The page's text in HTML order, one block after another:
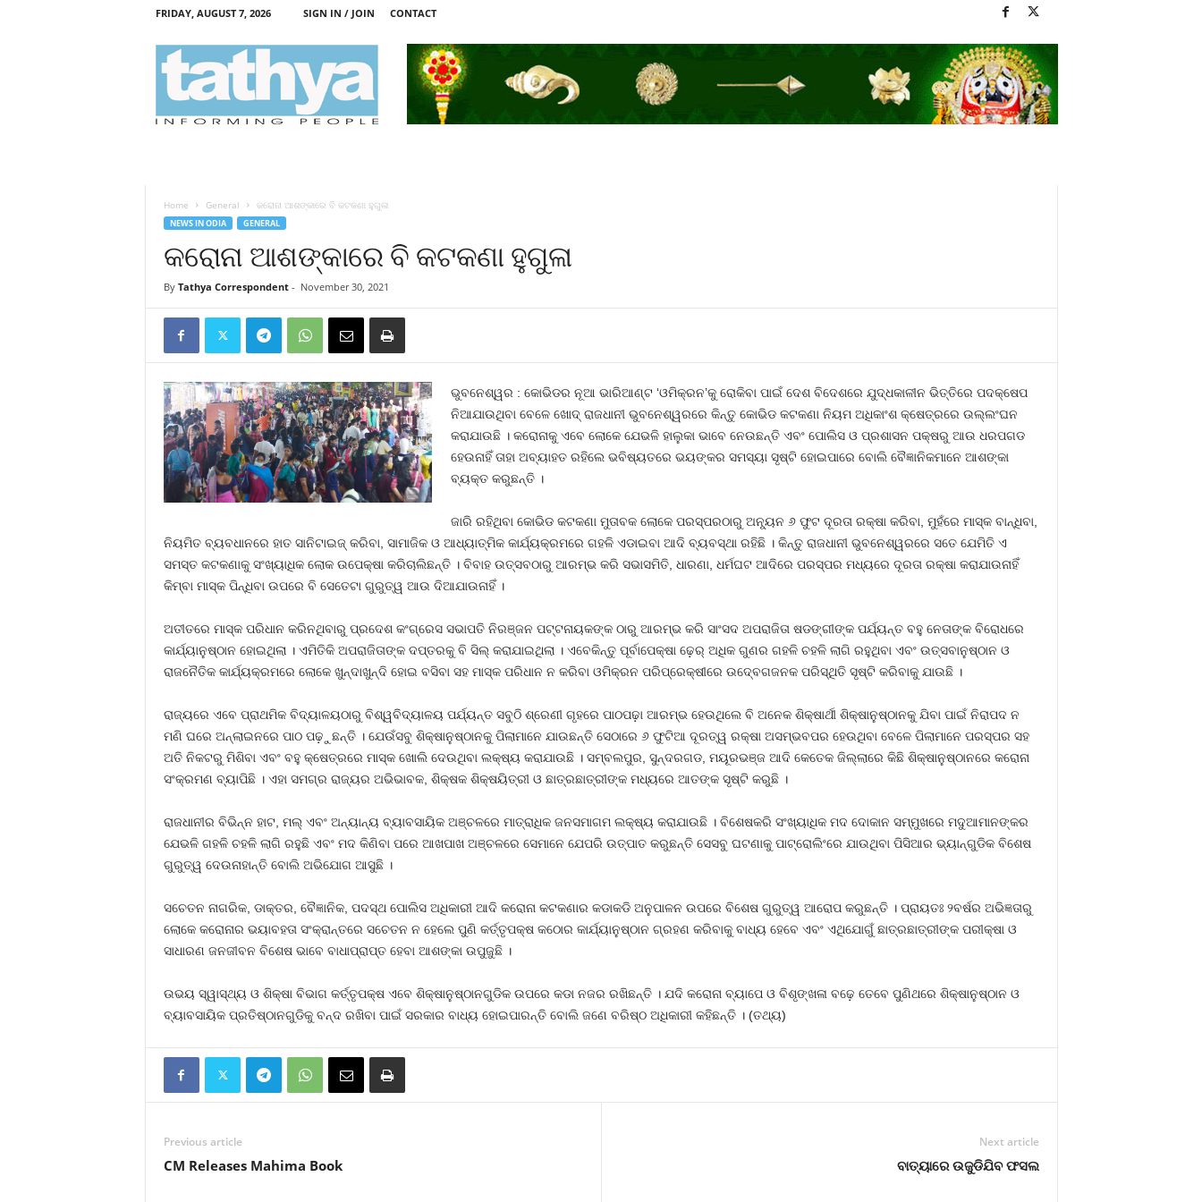
FRIDAY, AUGUST 7, 2026 SIGN IN / JOIN CONTACT
Home General କରୋନା ଆଶଙ୍କାରେ ବି କଟକଣା ହୁଗୁଳା
NEWS IN ODIA GENERAL
କରୋନା ଆଶଙ୍କାରେ ବି କଟକଣା ହୁଗୁଳା
By Tathya Correspondent- November 30, 2021
ଭୁବନେଶ୍ୱର : କୋଭିଡର ନୂଆ ଭାରିଆଣ୍ଟ ‘ଓମିକ୍ରନ’କୁ ରୋକିବା ପାଇଁ ଦେଶ ବିଦେଶରେ ଯୁଦ୍ଧକାଳୀନ ଭିତ୍ତିରେ ପଦକ୍ଷେପ
ନିଆଯାଉଥିବା ବେଳେ ଖୋଦ୍‍ ରାଜଧାନୀ ଭୁବନେଶ୍ୱରରେ କିନ୍ତୁ କୋଭିଡ କଟକଣା ନିୟମ ଅଧିକାଂଶ କ୍ଷେତ୍ରରେ ଉଲ୍ଲଂଘନ
କରାଯାଉଛି । କରୋନାକୁ ଏବେ ଲୋକେ ଯେଭଳି ହାଲୁକା ଭାବେ ନେଉଛନ୍ତି ଏବଂ ପୋଲିସ ଓ ପ୍ରଶାସନ ପକ୍ଷରୁ ଆଉ ଧରପଗଡ
ହେଉନାହିଁ ତାହା ଅବ୍ୟାହତ ରହିଲେ ଭବିଷ୍ୟତରେ ଭୟଙ୍କର ସମସ୍ୟା ସୃଷ୍ଟି ହୋଇପାରେ ବୋଲି ବୈଜ୍ଞାନିକମାନେ ଆଶଙ୍କା
ବ୍ୟକ୍ତ କରୁଛନ୍ତି ।
ଜାରି ରହିଥିବା କୋଭିଡ କଟକଣା ମୁତାବକ ଲୋକେ ପରସ୍ପରଠାରୁ ଅନ୍ୟୂନ ୬ ଫୁଟ ଦୂରତା ରକ୍ଷା କରିବା, ମୁହଁରେ ମାସ୍କ ବାନ୍ଧିବା,
ନିୟମିତ ବ୍ୟବଧାନରେ ହାତ ସାନିଟାଇଜ୍‍ କରିବା, ସାମାଜିକ ଓ ଆଧ୍ୟାତ୍ମିକ କାର୍ଯ୍ୟକ୍ରମରେ ଗହଳି ଏଡାଇବା ଆଦି ବ୍ୟବସ୍ଥା ରହିଛି । କିନ୍ତୁ ରାଜଧାନୀ ଭୁବନେଶ୍ୱରରେ ସତେ ଯେମିତି ଏ
ସମସ୍ତ କଟକଣାକୁ ସଂଖ୍ୟାଧିକ ଲୋକ ଉପେକ୍ଷା କରିଚାଲିଛନ୍ତି । ବିବାହ ଉତ୍ସବଠାରୁ ଆରମ୍ଭ କରି ସଭାସମିତି, ଧାରଣା, ଧର୍ମଘଟ ଆଦିରେ ପରସ୍ପର ମଧ୍ୟରେ ଦୂରତା ରକ୍ଷା କରାଯାଉନାହିଁ
କିମ୍ବା ମାସ୍କ ପିନ୍ଧିବା ଉପରେ ବି ସେତେଟା ଗୁରୁତ୍ୱ ଆଉ ଦିଆଯାଉନାହିଁ ।
ଅତୀତରେ ମାସ୍କ ପରିଧାନ କରିନଥିବାରୁ ପ୍ରଦେଶ କଂଗ୍ରେସ ସଭାପତି ନିରଞ୍ଜନ ପଟ୍ଟନାୟକଙ୍କ ଠାରୁ ଆରମ୍ଭ କରି ସାଂସଦ ଅପରାଜିତା ଷଡଙ୍ଗୀଙ୍କ ପର୍ଯ୍ୟନ୍ତ ବହୁ ନେତାଙ୍କ ବିରୋଧରେ
କାର୍ଯ୍ୟାନୁଷ୍ଠାନ ହୋଇଥିଲା । ଏମିତିକି ଅପରାଜିତାଙ୍କ ଦପ୍ତରକୁ ବି ସିଲ୍‍ କରାଯାଇଥିଲା । ଏବେକିନ୍ତୁ ପୂର୍ବାପେକ୍ଷା ଢ଼େର୍‍ ଅଧିକ ଗୁଣର ଗହଳି ଚହଳି ଲାଗି ରହୁଥିବା ଏବଂ ଉତ୍ସବାନୁଷ୍ଠାନ ଓ
ରାଜନୈତିକ କାର୍ଯ୍ୟକ୍ରମରେ ଲୋକେ ଖୁନ୍ଦାଖୁନ୍ଦି ହୋଇ ବସିବା ସହ ମାସ୍କ ପରିଧାନ ନ କରିବା ଓମିକ୍ରନ ପରିପ୍ରେକ୍ଷୀରେ ଉଦ୍‍ବେଗଜନକ ପରିସ୍ଥିତି ସୃଷ୍ଟି କରିବାକୁ ଯାଉଛି ।
ରାଜ୍ୟରେ ଏବେ ପ୍ରାଥମିକ ବିଦ୍ୟାଳୟଠାରୁ ବିଶ୍ୱବିଦ୍ୟାଳୟ ପର୍ଯ୍ୟନ୍ତ ସବୁଠି ଶ୍ରେଣୀ ଗୃହରେ ପାଠପଢ଼ା ଆରମ୍ଭ ହେଉଥିଲେ ବି ଅନେକ ଶିକ୍ଷାର୍ଥୀ ଶିକ୍ଷାନୁଷ୍ଠାନକୁ ଯିବା ପାଇଁ ନିରାପଦ ନ
ମଣି ଘରେ ଅନ୍‍ଲାଇନରେ ପାଠ ପଢ଼ୁଛନ୍ତି । ଯେଉଁସବୁ ଶିକ୍ଷାନୁଷ୍ଠାନକୁ ପିଲାମାନେ ଯାଉଛନ୍ତି ସେଠାରେ ୬ ଫୁଟିଆ ଦୂରତ୍ୱ ରକ୍ଷା ଅସମ୍ଭବପର ହେଉଥିବା ବେଳେ ପିଲାମାନେ ପରସ୍ପର ସହ
ଅତି ନିକଟରୁ ମିଶିବା ଏବଂ ବହୁ କ୍ଷେତ୍ରରେ ମାସ୍କ ଖୋଲି ଦେଉଥିବା ଲକ୍ଷ୍ୟ କରାଯାଉଛି । ସମ୍ବଲପୁର, ସୁନ୍ଦରଗଡ, ମୟୂରଭଞ୍ଜ ଆଦି କେତେକ ଜିଲ୍ଲାରେ କିଛି ଶିକ୍ଷାନୁଷ୍ଠାନରେ କରୋନା
ସଂକ୍ରମଣ ବ୍ୟାପିଛି । ଏହା ସମଗ୍ର ରାଜ୍ୟର ଅଭିଭାବକ, ଶିକ୍ଷକ ଶିକ୍ଷୟିତ୍ରୀ ଓ ଛାତ୍ରଛାତ୍ରୀଙ୍କ ମଧ୍ୟରେ ଆତଙ୍କ ସୃଷ୍ଟି କରୁଛି ।
ରାଜଧାନୀର ବିଭିନ୍ନ ହାଟ, ମଲ୍‍ ଏବଂ ଅନ୍ୟାନ୍ୟ ବ୍ୟାବସାୟିକ ଅଞ୍ଚଳରେ ମାତ୍ରାଧିକ ଜନସମାଗମ ଲକ୍ଷ୍ୟ କରାଯାଉଛି । ବିଶେଷକରି ସଂଖ୍ୟାଧିକ ମଦ ଦୋକାନ ସମ୍ମୁଖରେ ମଦୁଆମାନଙ୍କର
ଯେଭଳି ଗହଳି ଚହଳି ଲାଗି ରହୁଛି ଏବଂ ମଦ କିଣିବା ପରେ ଆଖପାଖ ଅଞ୍ଚଳରେ ସେମାନେ ଯେପରି ଉତ୍ପାତ କରୁଛନ୍ତି ସେସବୁ ଘଟଣାକୁ ପାଟ୍ରୋଲିଂରେ ଯାଉଥିବା ପିସିଆର ଭ୍ୟାନ୍‍ଗୁଡିକ ବିଶେଷ
ଗୁରୁତ୍ୱ ଦେଉନାହାନ୍ତି ବୋଲି ଅଭିଯୋଗ ଆସୁଛି ।
ସଚେତନ ନାଗରିକ, ଡାକ୍ତର, ବୈଜ୍ଞାନିକ, ପଦସ୍ଥ ପୋଲିସ ଅଧିକାରୀ ଆଦି କରୋନା କଟକଣାର କଡାକଡି ଅନୁପାଳନ ଉପରେ ବିଶେଷ ଗୁରୁତ୍ୱ ଆରୋପ କରୁଛନ୍ତି । ପ୍ରାୟତଃ ୨ବର୍ଷର ଅଭିଜ୍ଞତାରୁ
ଲୋକେ କରୋନାର ଭୟାବହତା ସଂକ୍ରାନ୍ତରେ ସଚେତନ ନ ହେଲେ ପୁଣି କର୍ତ୍ତୃପକ୍ଷ କଠୋର କାର୍ଯ୍ୟାନୁଷ୍ଠାନ ଗ୍ରହଣ କରିବାକୁ ବାଧ୍ୟ ହେବେ ଏବଂ ଏଥିଯୋଗୁଁ ଛାତ୍ରଛାତ୍ରୀଙ୍କ ପରୀକ୍ଷା ଓ
ସାଧାରଣ ଜନଜୀବନ ବିଶେଷ ଭାବେ ବାଧାପ୍ରାପ୍ତ ହେବା ଆଶଙ୍କା ଉପୁଜୁଛି ।
ଉଭୟ ସ୍ୱାସ୍ଥ୍ୟ ଓ ଶିକ୍ଷା ବିଭାଗ କର୍ତ୍ତୃପକ୍ଷ ଏବେ ଶିକ୍ଷାନୁଷ୍ଠାନଗୁଡିକ ଉପରେ କଡା ନଜର ରଖିଛନ୍ତି । ଯଦି କରୋନା ବ୍ୟାପେ ଓ ବିଶୃଙ୍ଖଳା ବଢ଼େ ତେବେ ପୁଣିଥରେ ଶିକ୍ଷାନୁଷ୍ଠାନ ଓ
ବ୍ୟାବସାୟିକ ପ୍ରତିଷ୍ଠାନଗୁଡିକୁ ବନ୍ଦ ରଖିବା ପାଇଁ ସରକାର ବାଧ୍ୟ ହୋଇପାରନ୍ତି ବୋଲି ଜଣେ ବରିଷ୍ଠ ଅଧିକାରୀ କହିଛନ୍ତି । (ତଥ୍ୟ)
Previous article
CM Releases Mahima Book
Next article
ବାତ୍ୟାରେ ଉଜୁଡିଯିବ ଫସଲ